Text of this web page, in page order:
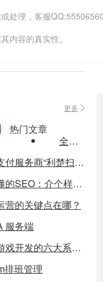
处理，客服
内容的真实性。
更多
热门文章
全球首款面向半导体技术的键合镀金银线：以更低的成本确保高性能
聚合支付服务商“利楚扫呗”A轮融资5000万元
你不懂的SEO：介个样子！
营的关键点在哪？
服务端
网页游戏开发的六大系统分
排班管理